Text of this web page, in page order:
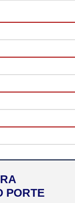
PORTE